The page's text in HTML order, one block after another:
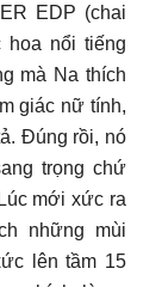
EDP (chai
nổi tiếng
mà Na thích
giác nữ tính,
Đúng rồi, nó
trọng chứ
mới xức ra
những mùi
lên tầm 15